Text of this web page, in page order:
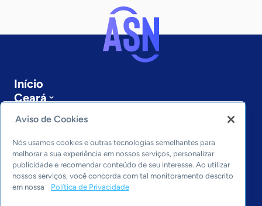
Início
Ceará
Últimas notícias
Entre em contato
Editorias
Economia & Política
Inovação & Tecnologia
Aviso de Cookies
Nós usamos cookies e outras tecnologias semelhantes para
melhorar a sua experiência em nossos serviços, personalizar
publicidade e recomendar conteúdo de seu interesse. Ao utilizar
nossos serviços, você concorda com tal monitoramento descrito
em nossa
Política de Privacidade